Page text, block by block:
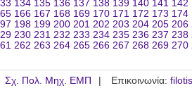
134 135 136 137 138 139 140 141 142
166 167 168 169 170 171 172 173 174
198 199 200 201 202 203 204 205 206
230 231 232 233 234 235 236 237 238
262 263 264 265 266 267 268 269 270
Σχ. Πολ. Μηχ. ΕΜΠ Επικοινωνία: